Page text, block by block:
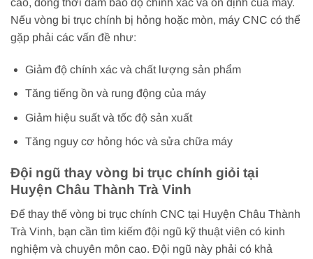
Nếu vòng bi trục chính bị hỏng hoặc mòn, máy CNC có thể
gặp phải các vấn đề như:
Giảm độ chính xác và chất lượng sản phẩm
Tăng tiếng ồn và rung động của máy
Giảm hiệu suất và tốc độ sản xuất
Tăng nguy cơ hỏng hóc và sửa chữa máy
Đội ngũ thay vòng bi trục chính giỏi tại
Huyện Châu Thành Trà Vinh
Để thay thế vòng bi trục chính CNC tại Huyện Châu Thành
Trà Vinh, bạn cần tìm kiếm đội ngũ kỹ thuật viên có kinh
nghiệm và chuyên môn cao. Đội ngũ này phải có khả